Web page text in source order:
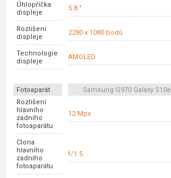
Úhlopříčka
displeje
5.8 "
Rozlišení
displeje
2280 x 1080 bodů
Technologie
displeje
AMOLED
Fotoaparát Samsung G970 Galaxy S10e
Rozlišení
hlavního
zadního
fotoaparátu
12 Mpx
Clona
hlavního
zadního
fotoaparátu
f/1.5